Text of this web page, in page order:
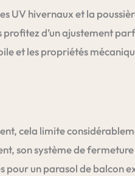
UV hivernaux et la
d’un ajustement
et les propriétés
cela limite
son système de
pour un parasol de balcon